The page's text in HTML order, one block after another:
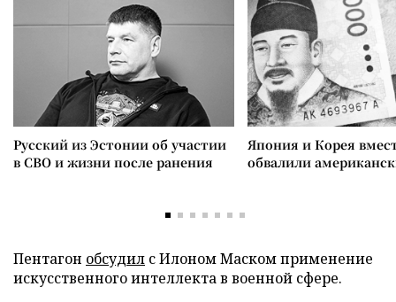
Русский из Эстонии об участии
в СВО и жизни после ранения
Япония и Корея
обвалили
Пентагон обсудил с Илоном Маском применение
искусственного интеллекта в военной сфере.